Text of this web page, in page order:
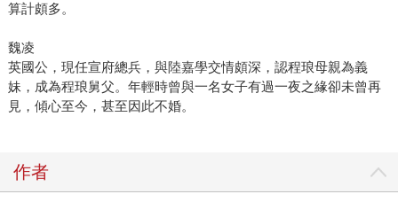
算計頗多。
魏凌
英國公，現任宣府總兵，與陸嘉學交情頗深，認程琅母親為義
妹，成為程琅舅父。年輕時曾與一名女子有過一夜之緣卻未曾再
見，傾心至今，甚至因此不婚。
作者